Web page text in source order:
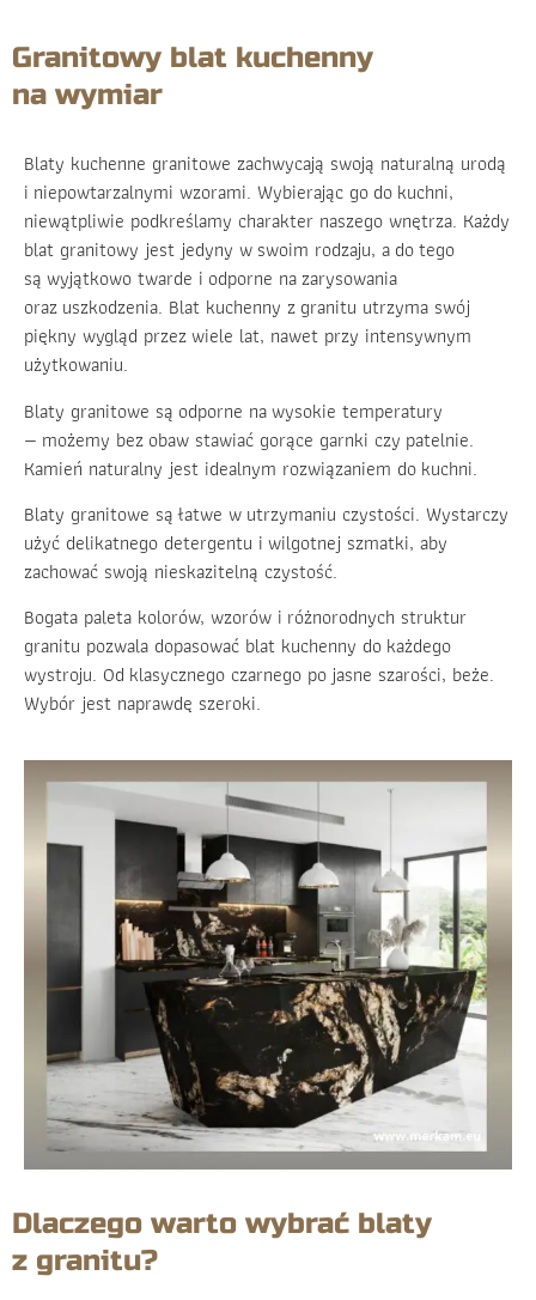
Granitowy blat kuchenny
na wymiar
Blaty kuchenne granitowe zachwycają swoją naturalną urodą
i niepowtarzalnymi wzorami. Wybierając go do kuchni,
niewątpliwie podkreślamy charakter naszego wnętrza. Każdy
blat granitowy jest jedyny w swoim rodzaju, a do tego
są wyjątkowo twarde i odporne na zarysowania
oraz uszkodzenia. Blat kuchenny z granitu utrzyma swój
piękny wygląd przez wiele lat, nawet przy intensywnym
użytkowaniu.
Blaty granitowe są odporne na wysokie temperatury
— możemy bez obaw stawiać gorące garnki czy patelnie.
Kamień naturalny jest idealnym rozwiązaniem do kuchni.
Blaty granitowe są łatwe w utrzymaniu czystości. Wystarczy
użyć delikatnego detergentu i wilgotnej szmatki, aby
zachować swoją nieskazitelną czystość.
Bogata paleta kolorów, wzorów i różnorodnych struktur
granitu pozwala dopasować blat kuchenny do każdego
wystroju. Od klasycznego czarnego po jasne szarości, beże.
Wybór jest naprawdę szeroki.
Dlaczego warto wybrać blaty
z granitu?